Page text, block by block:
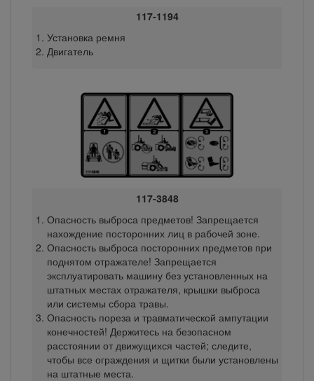
117-1194
Установка ремня
Двигатель
117-3848
Опасность выброса предметов! Запрещается
нахождение посторонних лиц в рабочей зоне.
Опасность выброса посторонних предметов при
поднятом отражателе! Запрещается
эксплуатировать машину без установленных на
штатных местах отражателя, крышки выброса
или системы сбора травы.
Опасность пореза и травматической ампутации
конечностей! Держитесь на безопасном
расстоянии от движущихся частей; следите,
чтобы все ограждения и щитки были установлены
на штатные места.